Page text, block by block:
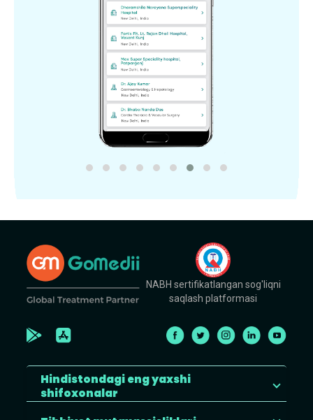
NABH sertifikatlangan sog'liqni
saqlash platformasi
Hindistondagi eng yaxshi
shifoxonalar